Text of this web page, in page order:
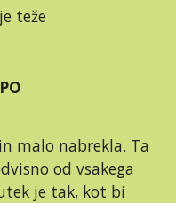
teže
malo nabrekla. Ta
od vsakega
je tak, kot bi